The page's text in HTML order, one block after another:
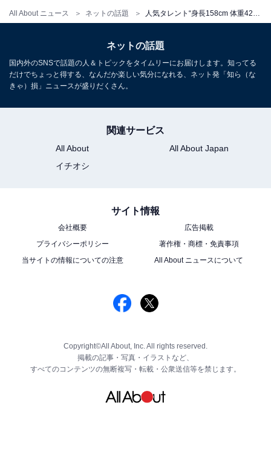
All About ニュース ネットの話題
ネットの話題
国内外のSNSで話題の人＆トピックをタイムリーにお届けします。知ってる
だけでちょっと得する、なんだか楽しい気分になれる、ネット発「知ら（な
きゃ）損」ニュースが盛りだくさん。
関連サービス
All About
All About Japan
イチオシ
サイト情報
会社概要
広告掲載
プライバシーポリシー
著作権・商標・免責事項
当サイトの情報についての注意
All About ニュースについて
Copyright©All About, Inc. All rights reserved.
掲載の記事・写真・イラストなど、
すべてのコンテンツの無断複写・転載・公衆送信等を禁じます。